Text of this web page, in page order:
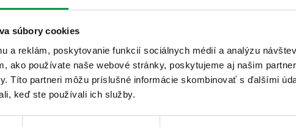
súbory cookies
a reklám, poskytovanie funkcií sociálnych médií a analýzu
ako používate naše webové stránky, poskytujeme aj našim
Títo partneri môžu príslušné informácie skombinovať s ďalšími
keď ste používali ich služby.
GARDEON® na mieru
Máte špeciálne požiadavky?
alebo vyplňte formulár nižšie a my
jedného pracovného dňa.